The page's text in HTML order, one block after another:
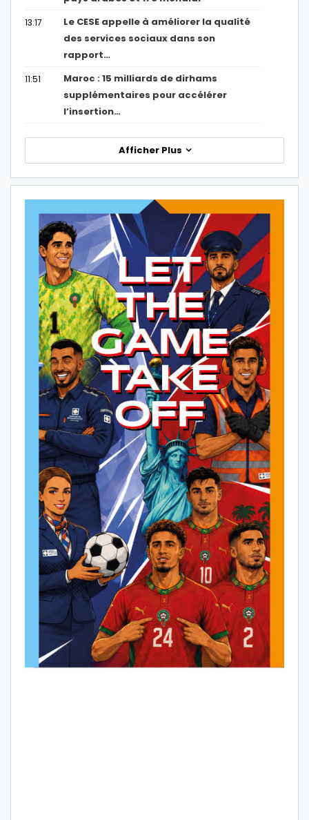
13:17
Le CESE appelle à améliorer la qualité
des services sociaux dans son
rapport…
11:51
Maroc : 15 milliards de dirhams
supplémentaires pour accélérer
l’insertion…
Afficher Plus